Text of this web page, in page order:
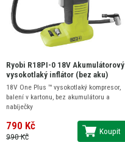
Ryobi R18PI-0 18V Akumulátorový
vysokotlaký inflátor (bez aku)
18V One Plus ™ vysokotlaký kompresor,
balení v kartonu, bez akumulátoru a
nabíječky
790 Kč
990 Kč
Koupit